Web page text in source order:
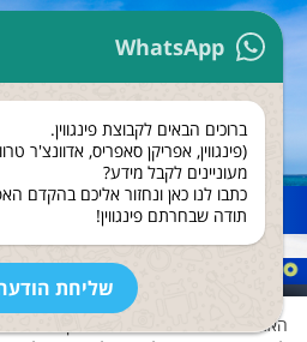
WhatsApp
ברוכים הבאים לקבוצת פינגווין.
(פינגווין, אפריקן סאפריס, אדוונצ'ר
מעוניינים לקבל מידע?
כתבו לנו כאן ונחזור אליכם בהקדם
תודה שבחרתם פינגווין!
שליחת
נופש בזנזיבר
האתר שלנו משתמש בעוגיות ואוסף נתונים